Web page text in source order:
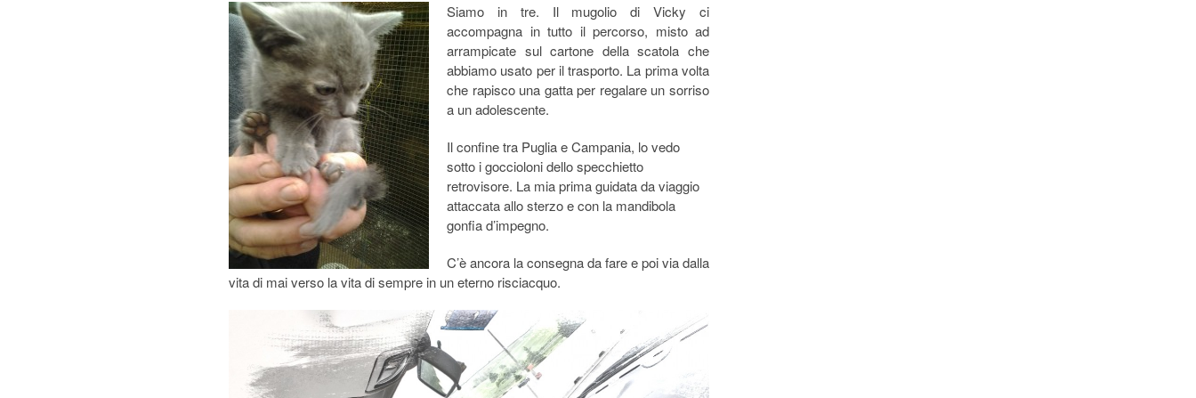
Siamo in tre. Il mugolio di Vicky ci
accompagna in tutto il percorso, misto ad
arrampicate sul cartone della scatola che
abbiamo usato per il trasporto. La prima volta
che rapisco una gatta per regalare un sorriso
a un adolescente.
Il confine tra Puglia e Campania, lo vedo
sotto i goccioloni dello specchietto
retrovisore. La mia prima guidata da viaggio
attaccata allo sterzo e con la mandibola
gonfia d’impegno.
C’è ancora la consegna da fare e poi via dalla
vita di mai verso la vita di sempre in un eterno risciacquo.